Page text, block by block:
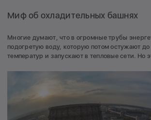
Миф об охладительных башнях
Многие думают, что в огромные трубы
подогретую воду, которую потом остужают
температур и запускают в тепловые сети. Но